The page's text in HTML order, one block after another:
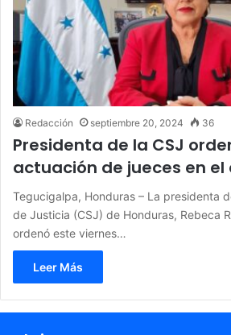
Redacción septiembre 20, 2024 36
Presidenta de la CSJ
actuación de jueces en el
Tegucigalpa, Honduras – La presidenta
de Justicia (CSJ) de Honduras, Rebeca
ordenó este viernes…
Leer Más